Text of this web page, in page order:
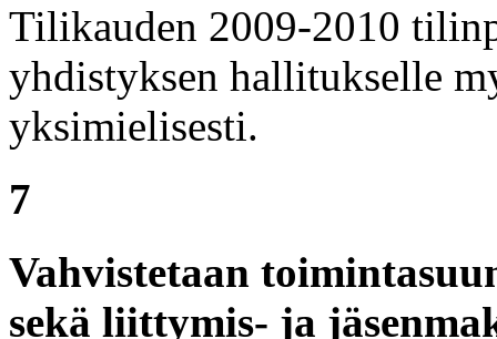
Tilikauden 2009-2010
yhdistyksen hallitukselle
yksimielisesti.
7
Vahvistetaan
sekä liittymis- ja